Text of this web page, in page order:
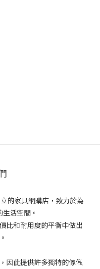
的家具網購店，致力於為
活空間。
比和耐用度的平衡中做出
因此提供許多獨特的傢俬